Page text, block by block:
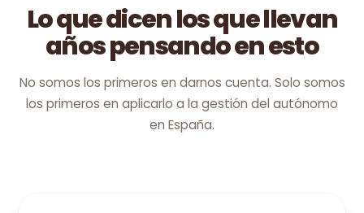
Lo que dicen los que llevan
años pensando en esto
No somos los primeros en darnos cuenta. Solo somos
los primeros en aplicarlo a la gestión del autónomo
en España.